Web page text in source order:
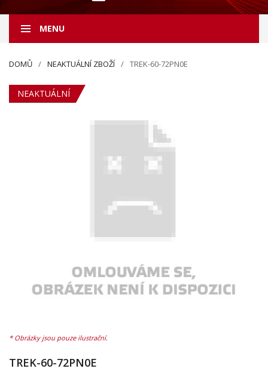
MENU
DOMŮ NEAKTUÁLNÍ ZBOŽÍ TREK-60-72PN0E
NEAKTUÁLNÍ
TREK-60-72PN0E